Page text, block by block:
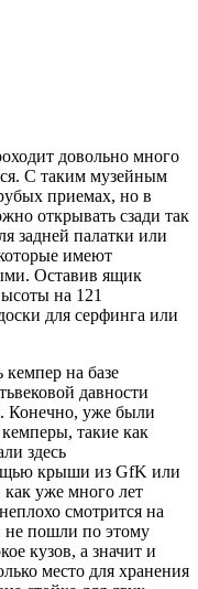
довольно много
С таким музейным
приемах, но в
открывать сзади так
задней палатки или
имеют
Оставив ящик
на 121
для серфинга или
кемпер на базе
давности
Конечно, уже были
такие как
здесь
крыши из GfK или
уже много лет
смотрится на
пошли по этому
кузов, а значит и
место для хранения